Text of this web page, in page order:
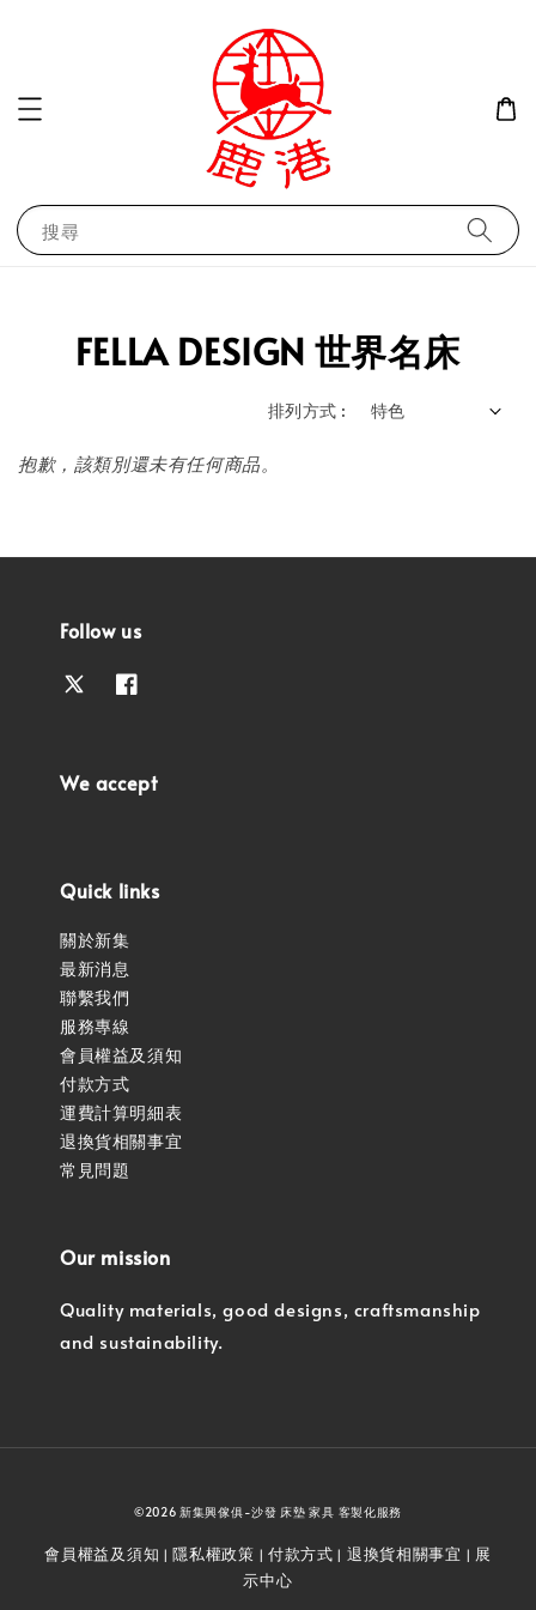
搜尋
FELLA DESIGN 世界名床
排列方式 :
抱歉，該類別還未有任何商品。
Follow us
We accept
Quick links
關於新集
最新消息
聯繫我們
服務專線
會員權益及須知
付款方式
運費計算明細表
退換貨相關事宜
常見問題
Our mission
Quality materials, good designs, craftsmanship
and sustainability.
©2026 新集興傢俱-沙發 床墊 家具 客製化服務
會員權益及須知 | 隱私權政策 | 付款方式 | 退換貨相關事宜 | 展
示中心